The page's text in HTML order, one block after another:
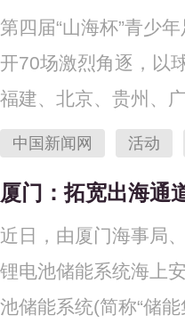
第四届“山海杯”青少
开70场激烈角逐，以
福建、北京、贵州、
中国新闻网 活动
厦门：拓宽出海通
近日，由厦门海事局
锂电池储能系统海上
池储能系统(简称“储能